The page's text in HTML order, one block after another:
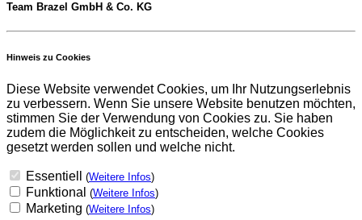
Team Brazel GmbH & Co. KG
Hinweis zu Cookies
Diese Website verwendet Cookies, um Ihr Nutzungserlebnis
zu verbessern. Wenn Sie unsere Website benutzen möchten,
stimmen Sie der Verwendung von Cookies zu. Sie haben
zudem die Möglichkeit zu entscheiden, welche Cookies
gesetzt werden sollen und welche nicht.
Essentiell (Weitere Infos)
Funktional (Weitere Infos)
Marketing (Weitere Infos)